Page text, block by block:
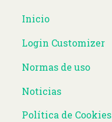
Inicio
Login Customizer
Normas de uso
Noticias
Política de Cookies